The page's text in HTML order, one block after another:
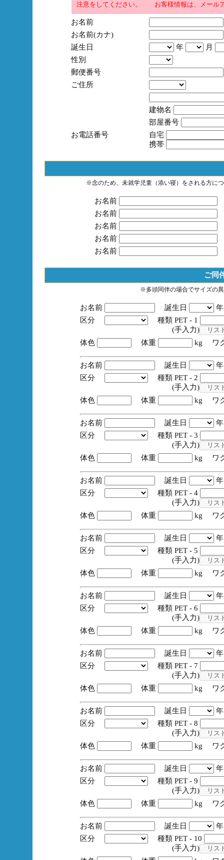
注意をしてください。 お客様情報は、メール
お名前
お名前(カナ)
誕生日
年
月
性別
郵便番号
ご住所
建物名
部屋番号
お電話番号
自宅
携帯
※念のため、未就学児童（添い寝）をされる方に
お名前
お名前
お名前
お名前
お名前
ご同
※多頭同伴の場合でサイズの
お名前 誕生日
区分
種類 PET - 1
(手入力)
体色
体重 kg ワ
お名前 誕生日
区分
種類 PET - 2
(手入力)
体色
体重 kg ワ
お名前 誕生日
区分
種類 PET - 3
(手入力)
体色
体重 kg ワ
お名前 誕生日
区分
種類 PET - 4
(手入力)
体色
体重 kg ワ
お名前 誕生日
区分
種類 PET - 5
(手入力)
体色
体重 kg ワ
お名前 誕生日
区分
種類 PET - 6
(手入力)
体色
体重 kg ワ
お名前 誕生日
区分
種類 PET - 7
(手入力)
体色
体重 kg ワ
お名前 誕生日
区分
種類 PET - 8
(手入力)
体色
体重 kg ワ
お名前 誕生日
区分
種類 PET - 9
(手入力)
体色
体重 kg ワ
お名前 誕生日
区分
種類 PET - 10
(手入力)